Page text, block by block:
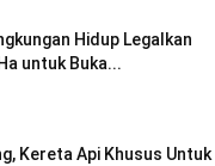
Hidup Legalkan
untuk Buka...
Kereta Api Khusus Untuk